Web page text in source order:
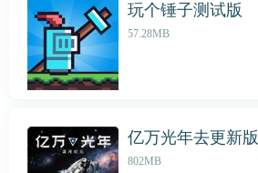
玩个锤子测试版
57.28MB
亿万光年去更新版
802MB